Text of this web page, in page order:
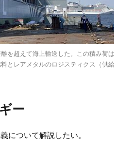
を超えて海上輸送した。この積み荷
とレアメタルのロジスティクス（供
ー
について解説したい。